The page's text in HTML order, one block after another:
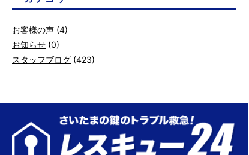
お客様の声 (4)
お知らせ (0)
スタッフブログ (423)